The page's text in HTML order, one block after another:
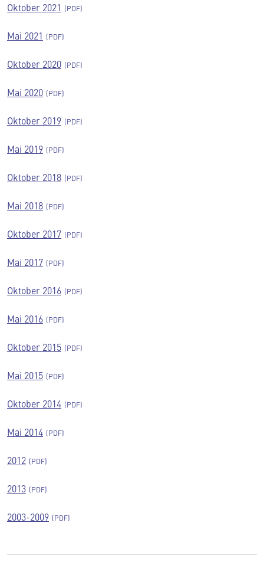
Oktober 2021
Mai 2021
Oktober 2020
Mai 2020
Oktober 2019
Mai 2019
Oktober 2018
Mai 2018
Oktober 2017
Mai 2017
Oktober 2016
Mai 2016
Oktober 2015
Mai 2015
Oktober 2014
Mai 2014
2012
2013
2003-2009